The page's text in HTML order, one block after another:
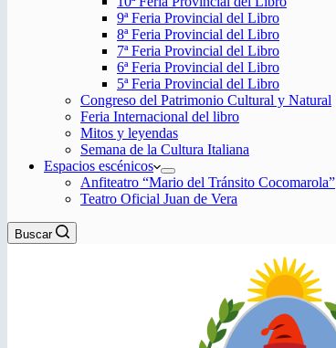
9ª Feria Provincial del Libro
8ª Feria Provincial del Libro
7ª Feria Provincial del Libro
6ª Feria Provincial del Libro
5ª Feria Provincial del Libro
Congreso del Patrimonio Cultural y Natural
Feria Internacional del libro
Mitos y leyendas
Semana de la Cultura Italiana
Espacios escénicos
Anfiteatro “Mario del Tránsito Cocomarola”
Teatro Oficial Juan de Vera
Buscar